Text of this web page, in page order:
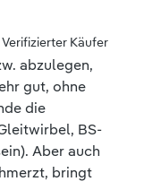
Verifizierter Käufer
abzulegen,
gut, ohne
die
BS-
Aber auch
bringt